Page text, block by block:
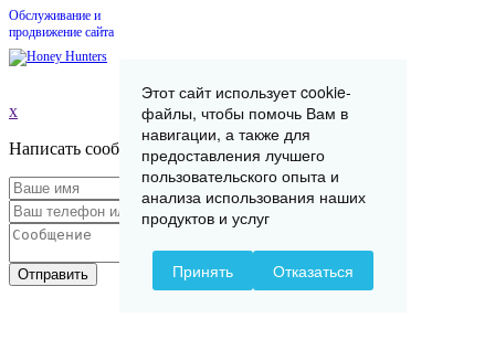
Обслуживание и
продвижение сайта
x
Написать сообщение
Отправить
Этот сайт использует cookie-
файлы, чтобы помочь Вам в
навигации, а также для
предоставления лучшего
пользовательского опыта и
анализа использования наших
продуктов и услуг
Принять Отказаться